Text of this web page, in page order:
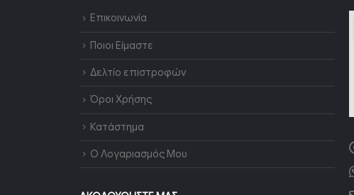
Επικοινωνία
Ποιοι Είμαστε
Δελτίο επιστροφών
Όροι Χρήσης
Κατάστημα
Ο Λογαριασμός Μου